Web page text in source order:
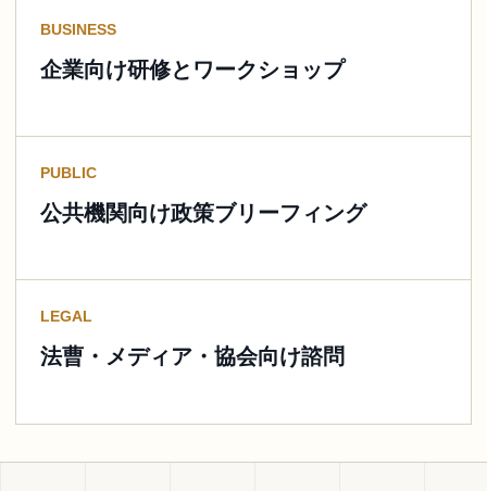
BUSINESS
企業向け研修とワークショップ
PUBLIC
公共機関向け政策ブリーフィング
LEGAL
法曹・メディア・協会向け諮問